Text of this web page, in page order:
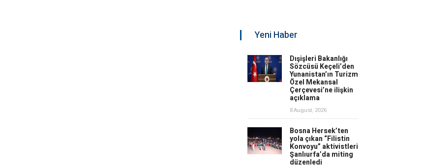
Yeni Haber
Dışişleri Bakanlığı
Sözcüsü Keçeli’den
Yunanistan’ın Turizm
Özel Mekansal
Çerçevesi’ne ilişkin
açıklama
8 August, 2026
Bosna Hersek’ten
yola çıkan “Filistin
Konvoyu” aktivistleri
Şanlıurfa’da miting
düzenledi